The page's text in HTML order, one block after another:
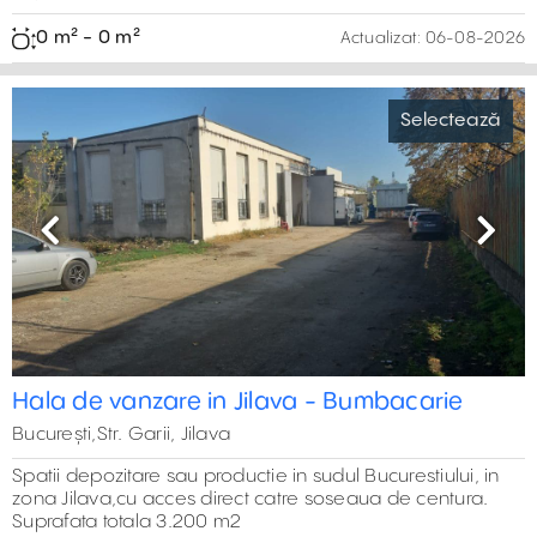
fiecare spațiu fiind prevăzut cu zonă de depozitare,
birouri și grup sanitar. Proiectul oferă acces facil către
București, Autostrada A2 și principalele rute de transport
din zona metropolitană.
575 m² - 8.645 m² 05-08-2026
Selectează
Previous
Închiriere spații depozitare în București –
Pavel Ceamur
București, Sud,Str. Pavel Ceamur, Popesti-Leordeni
Închiriere spații de depozitare în București, cu acces din
Șoseaua Olteniței. Halele beneficiază de toate utilitățile
necesare și acces facil la mijloacele de transport în
500 m² - 2.000 m²
Previous
Hale de închiriat în Liftcon Buftea